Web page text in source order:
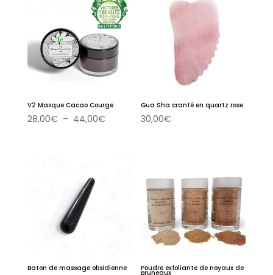
32,00€
à
39,00€
V2 Masque Cacao Courge
28,00€ – 44,00€Plage
Gua Sha cranté en quartz rose
30,00€
Baton de massage obsidienne Poudre exfoliante de noyaux de
pruneaux